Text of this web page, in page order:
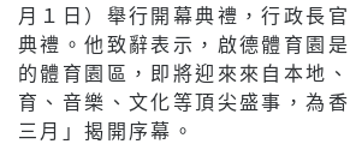
月１日）舉行開幕典禮，行政長
典禮。他致辭表示，啟德體育園
的體育園區，即將迎來來自本地
育、音樂、文化等頂尖盛事，為
三月」揭開序幕。